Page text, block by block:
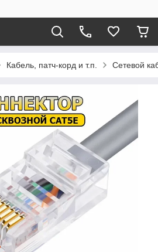
Кабель, патч-корд и т.п. Сетевой